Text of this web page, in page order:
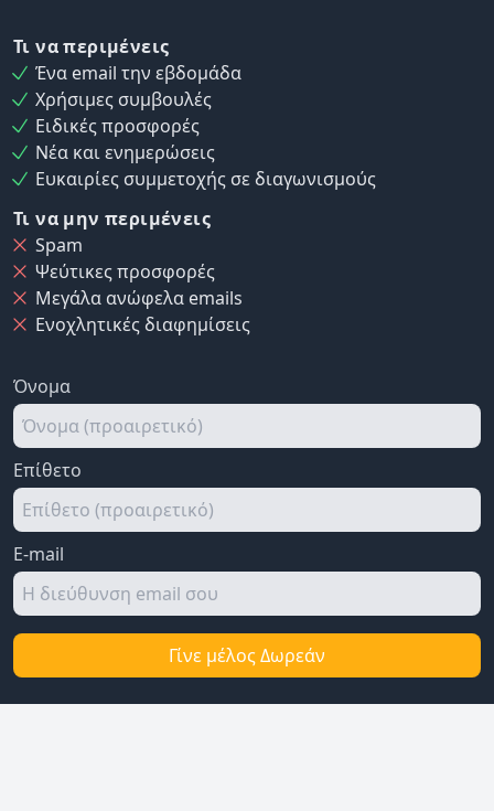
Τι να περιμένεις
Ένα email την εβδομάδα
Χρήσιμες συμβουλές
Ειδικές προσφορές
Νέα και ενημερώσεις
Ευκαιρίες συμμετοχής σε διαγωνισμούς
Τι να μην περιμένεις
Spam
Ψεύτικες προσφορές
Μεγάλα ανώφελα emails
Ενοχλητικές διαφημίσεις
Όνομα
Επίθετο
E-mail
Γίνε μέλος Δωρεάν